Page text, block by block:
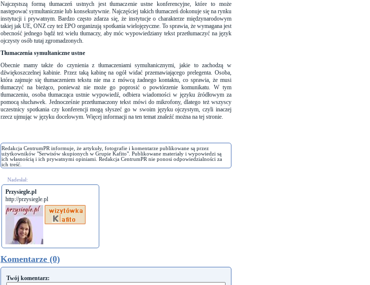
Najczęstszą formą tłumaczeń ustnych jest tłumaczenie ustne konferencyjne, które to może
następować symultanicznie lub konsekutywnie. Najczęściej takich tłumaczeń dokonuje się na rynku
instytucji i prywatnym. Bardzo często zdarza się, że instytucje o charakterze międzynarodowym
takiej jak UE, ONZ czy też EPO organizują spotkania wielojęzyczne. To sprawia, że wymagana jest
obecność jednego bądź też wielu tłumaczy, aby móc wypowiedziany tekst przetłumaczyć na język
ojczysty osób tutaj zgromadzonych.
Tłumaczenia symultaniczne ustne
Obecnie mamy także do czynienia z tłumaczeniami symultanicznymi, jakie to zachodzą w
dźwiękoszczelnej kabinie. Przez taką kabinę na ogół widać przemawiającego prelegenta. Osoba,
która zajmuje się tłumaczeniem tekstu nie ma z mówcą żadnego kontaktu, co sprawia, że musi
tłumaczyć na bieżąco, ponieważ nie może go poprosić o powtórzenie komunikatu. W tym
tłumaczeniu, osoba tłumacząca ustnie wypowiedź, odbiera wiadomości w języku źródłowym za
pomocą słuchawek. Jednocześnie przetłumaczony tekst mówi do mikrofony, dlatego też wszyscy
uczestnicy spotkania czy konferencji mogą słyszeć go w swoim języku ojczystym, czyli inaczej
rzecz ujmując w języku docelowym. Więcej informacji na ten temat znaleźć można na tej stronie.
Redakcja CentrumPR informuje, że artykuły, fotografie i komentarze publikowane są przez
użytkowników "Serwisów skupionych w Grupie Kafito". Publikowane materiały i wypowiedzi są
ich własnością i ich prywatnymi opiniami. Redakcja CentrumPR nie ponosi odpowiedzialności za
ich treść.
Nadesłał:
Przysiegle.pl
http://przysiegle.pl
Komentarze (0)
Twój komentarz: